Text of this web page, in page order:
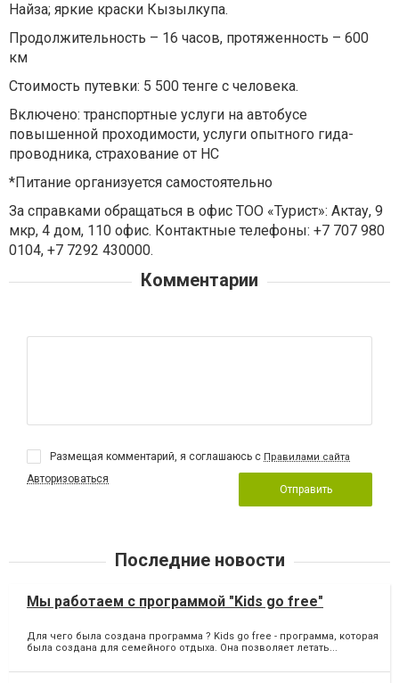
Найза; яркие краски Кызылкупа.
Продолжительность – 16 часов, протяженность – 600
км
Стоимость путевки: 5 500 тенге с человека.
Включено: транспортные услуги на автобусе
повышенной проходимости, услуги опытного гида-
проводника, страхование от НС
*Питание организуется самостоятельно
За справками обращаться в офис ТОО «Турист»: Актау, 9
мкр, 4 дом, 110 офис. Контактные телефоны: +7 707 980
0104, +7 7292 430000.
Комментарии
Размещая комментарий, я соглашаюсь с Правилами сайта
Авторизоваться
Отправить
Последние новости
Мы работаем с программой "Kids go free"
Для чего была создана программа ? Kids go free - программа, которая
была создана для семейного отдыха. Она позволяет летать...